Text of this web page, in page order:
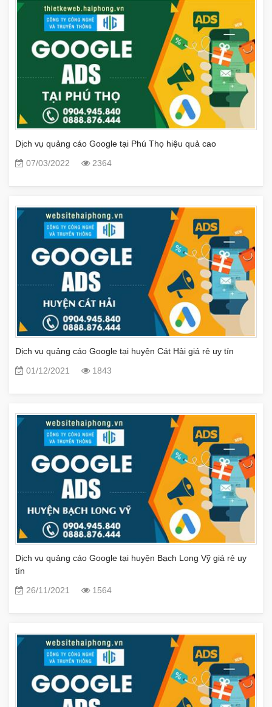
Dịch vụ quảng cáo Google tại Phú Thọ hiệu quả cao
07/03/2022
2364
Dịch vụ quảng cáo Google tại huyện Cát Hải giá rẻ uy tín
01/12/2021
1843
Dịch vụ quảng cáo Google tại huyện Bạch Long Vỹ giá rẻ uy
tín
26/11/2021
1564